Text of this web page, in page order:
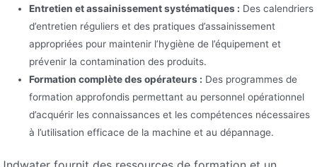
Entretien et assainissement systématiques : Des calendriers
d’entretien réguliers et des pratiques d’assainissement
appropriées pour maintenir l’hygiène de l’équipement et
prévenir la contamination des produits.
Formation complète des opérateurs : Des programmes de
formation approfondis permettant au personnel opérationnel
d’acquérir les connaissances et les compétences nécessaires
à l’utilisation efficace de la machine et au dépannage.